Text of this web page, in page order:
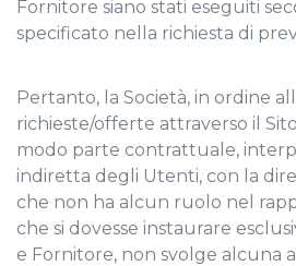
Fornitore siano stati eseguiti
specificato nella richiesta di
Pertanto, la Società, in ordine
richieste/offerte attraverso il
modo parte contrattuale,
indiretta degli Utenti, con la
che non ha alcun ruolo nel
che si dovesse instaurare
e Fornitore, non svolge alcuna